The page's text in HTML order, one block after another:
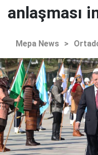
anlaşması
Mepa News >